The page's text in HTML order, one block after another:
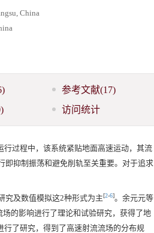
China
参考文献(17)
访问统计
过程中，该系统紧贴地面高速运动，其流
即抑制振荡和避免削轨至关重要。对于追求
究及数值模拟这2种形式为主[2-6]。余元元等
场的影响进行了理论和试验研究，获得了地
行了研究，得到了高速射流流场的分布规